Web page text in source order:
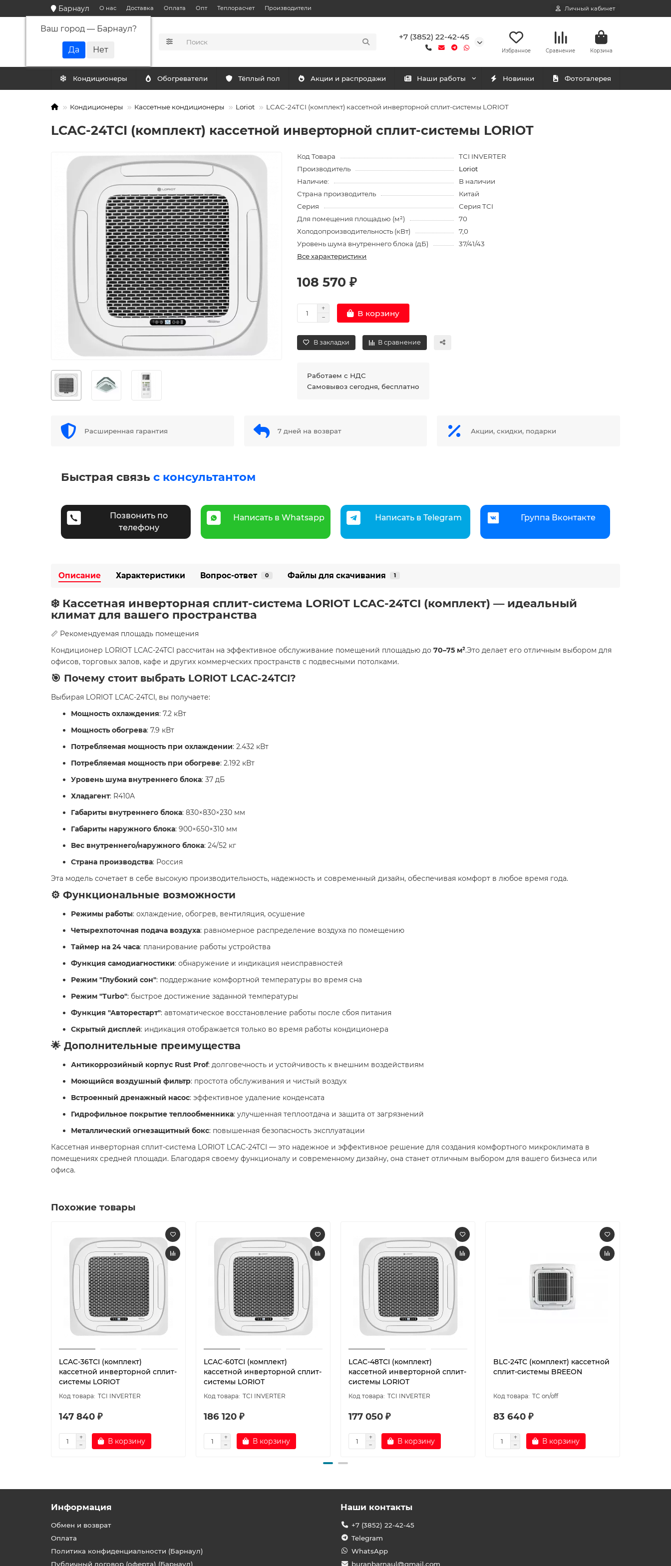
Барнаул
Ваш город — Барнаул?
О нас Доставка Оплата Опт Теплорасчет Производители Личный кабинет
+7 (3852) 22-42-45
Избранное Сравнение Корзина
Кондиционеры Обогреватели Тёплый пол Акции и распродажи Наши работы Новинки Фотогалерея
Кондиционеры Кассетные кондиционеры Loriot LCAC-24TСI (комплект) кассетной инверторной сплит-системы LORIOT
LCAC-24TСI (комплект) кассетной инверторной сплит-системы LORIOT
Код Товара
TCI INVERTER
Производитель
Loriot
Наличие:
В наличии
Страна производитель
Китай
Серия
Серия TСI
Для помещения площадью (м²)
70
Холодопроизводительность (кВт)
7,0
Уровень шума внутреннего блока (дБ)
37/41/43
Все характеристики
108 570 ₽
В корзину
В закладки В сравнение
Работаем с НДС
Самовывоз сегодня, бесплатно
Расширенная гарантия 7 дней на возврат Акции, скидки, подарки
Быстрая связь с консультантом
Позвонить по
телефону
Написать в Whatsapp Написать в Telegram Группа Вконтакте
Описание Характеристики Вопрос-ответ 0 Файлы для скачивания 1
❄️ Кассетная инверторная сплит-система LORIOT LCAC-24TCI (комплект) — идеальный
климат для вашего пространства
📏 Рекомендуемая площадь помещения
Кондиционер LORIOT LCAC-24TCI рассчитан на эффективное обслуживание помещений площадью до 70–75 м².Это делает его отличным выбором для
офисов, торговых залов, кафе и других коммерческих пространств с подвесными потолками.
🎯 Почему стоит выбрать LORIOT LCAC-24TCI?
Выбирая LORIOT LCAC-24TCI, вы получаете:
Мощность охлаждения: 7.2 кВт
Мощность обогрева: 7.9 кВт
Потребляемая мощность при охлаждении: 2.432 кВт
Потребляемая мощность при обогреве: 2.192 кВт
Уровень шума внутреннего блока: 37 дБ
Хладагент: R410A
Габариты внутреннего блока: 830×830×230 мм
Габариты наружного блока: 900×650×310 мм
Вес внутреннего/наружного блока: 24/52 кг
Страна производства: Россия
Эта модель сочетает в себе высокую производительность, надежность и современный дизайн, обеспечивая комфорт в любое время года.
⚙️ Функциональные возможности
Режимы работы: охлаждение, обогрев, вентиляция, осушение
Четырехпоточная подача воздуха: равномерное распределение воздуха по помещению
Таймер на 24 часа: планирование работы устройства
Функция самодиагностики: обнаружение и индикация неисправностей
Режим "Глубокий сон": поддержание комфортной температуры во время сна
Режим "Turbo": быстрое достижение заданной температуры
Функция "Авторестарт": автоматическое восстановление работы после сбоя питания
Скрытый дисплей: индикация отображается только во время работы кондиционера
🌟 Дополнительные преимущества
Антикоррозийный корпус Rust Prof: долговечность и устойчивость к внешним воздействиям
Моющийся воздушный фильтр: простота обслуживания и чистый воздух
Встроенный дренажный насос: эффективное удаление конденсата
Гидрофильное покрытие теплообменника: улучшенная теплоотдача и защита от загрязнений
Металлический огнезащитный бокс: повышенная безопасность эксплуатации
Кассетная инверторная сплит-система LORIOT LCAC-24TCI — это надежное и эффективное решение для создания комфортного микроклимата в
помещениях средней площади. Благодаря своему функционалу и современному дизайну, она станет отличным выбором для вашего бизнеса или
офиса.
Похожие товары
LCAC-36TСI (комплект)
кассетной инверторной сплит-
системы LORIOT
TCI INVERTER
147 840 ₽
В корзину
LCAC-60TСI (комплект)
кассетной инверторной сплит-
системы LORIOT
TCI INVERTER
186 120 ₽
В корзину
LСAC-48TСI (комплект)
кассетной инверторной сплит-
системы LORIOT
TCI INVERTER
177 050 ₽
В корзину
BLC-24TC (комплект) кассетной
сплит-системы BREEON
TC on/off
83 640 ₽
В корзину
Информация
Обмен и возврат
Оплата
Политика конфиденциальности (Барнаул)
Публичный договор (оферта) (Барнаул)
Наши контакты
+7 (3852) 22-42-45
Telegram
WhatsApp
buranbarnaul@gmail.com